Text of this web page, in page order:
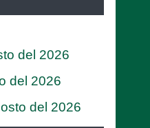
del 2026
del 2026
del 2026